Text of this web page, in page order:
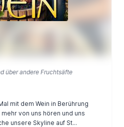
über andere Fruchtsäfte
mit dem Wein in Berührung
unsere Skyline auf St...